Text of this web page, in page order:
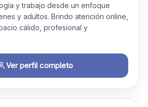
y trabajo desde un enfoque
y adultos. Brindo atención online,
cálido, profesional y
Ver perfil completo